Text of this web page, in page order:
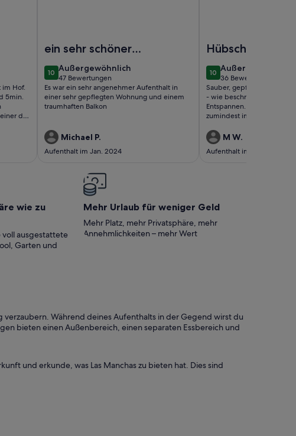
Hof.
5min.
ein sehr schöner
Urlaub
1010 von 10
Außergewöhnlich
außergewöhnlich
47 Bewertungen
(47
bewertungen)
Es war ein sehr angenehmer Aufenthalt in
einer sehr gepflegten Wohnung und einem
traumhaften Balkon
Michael P.
Aufenthalt im Jan. 2024
Hübsche
Ferienwohnung
gepfleger
1010 von 10
Außergewöhnlich
außergewöhnlich
36 Bewertungen
(36
bewertungen)
Sauber, gepflegt und
- wie beschrieben. Schöner
Entspannen. Der Ort selbst
zumindest im Winter nicht
dann ein Auto um die
erreichen. Während
wurde der Strand/
M W.
Aufenthalt im Dez. 2023
wie zu
voll ausgestattete
Garten und
Mehr Urlaub für weniger Geld
Mehr Platz, mehr Privatsphäre, mehr
Annehmlichkeiten – mehr Wert
verzaubern. Während deines Aufenthalts in der Gegend wirst du
bieten einen Außenbereich, einen separaten Essbereich und
und erkunde, was Las Manchas zu bieten hat. Dies sind